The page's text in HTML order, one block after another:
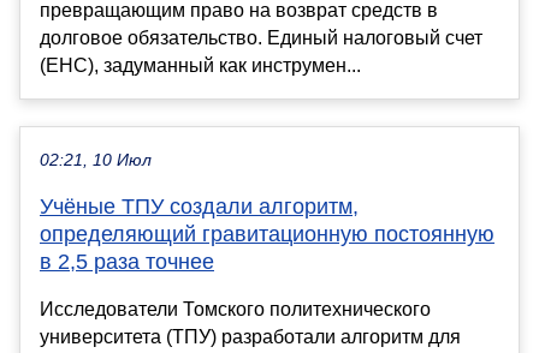
превращающим право на возврат средств в
долговое обязательство. Единый налоговый счет
(ЕНС), задуманный как инструмен...
02:21, 10 Июл
Учёные ТПУ создали алгоритм,
определяющий гравитационную постоянную
в 2,5 раза точнее
Исследователи Томского политехнического
университета (ТПУ) разработали алгоритм для